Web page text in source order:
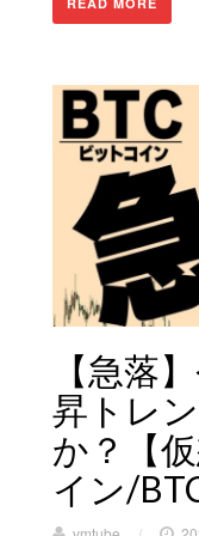
【急落
昇トレ
か？【
イン/